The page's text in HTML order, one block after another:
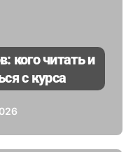
кого читать и
с курса